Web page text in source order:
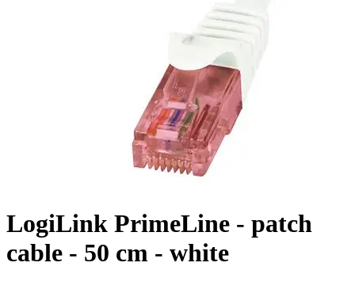
LogiLink PrimeLine - patch
cable - 50 cm - white